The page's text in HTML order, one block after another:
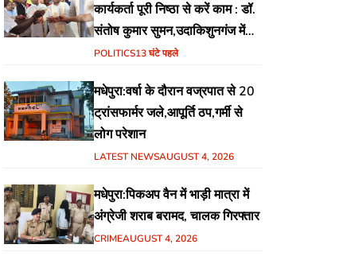
कार्यकर्ता पूरी निष्ठा से करें काम : डॉ.
संतोष कुमार सुमन,उदाकिशुनगंज में
हिंदुस्तानी आवाम मोर्चा के गरीब चौपाल
विभिन्न मुद्दों पर हुई चर्चा
POLITICS13 घंटे पहले
मधेपुरा:वर्षा के दौरान वज्रपात से 20
ट्रांसफार्मर जले,आपूर्ति ठप,गर्मी से
लोग परेशान
LATEST NEWSAUGUST 4, 2026
मधेपुरा:पिकअप वैन में भाड़ी मात्रा में
अंग्रेजी शराब बरामद, चालक गिरफ्तार
CRIMEAUGUST 4, 2026